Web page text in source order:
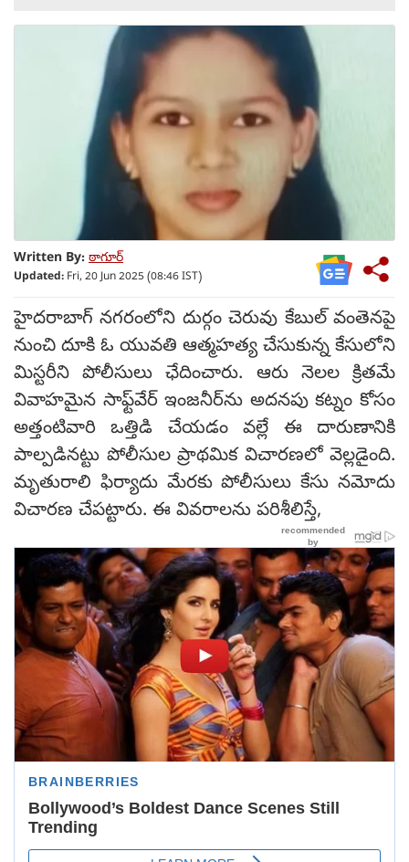
Written By: ఠాగూర్
Updated: Fri, 20 Jun 2025 (08:46 IST)
హైదరాబాగ్ నగరంలోని దుర్గం చెరువు కేబుల్ వంతెనపై
నుంచి దూకి ఓ యువతి ఆత్మహత్య చేసుకున్న కేసులోని
మిస్టరీని పోలీసులు ఛేదించారు. ఆరు నెలల క్రితమే
వివాహమైన సాఫ్ట్‌వేర్ ఇంజనీర్‌ను అదనపు కట్నం కోసం
అత్తంటివారి ఒత్తిడి చేయడం వల్లే ఈ దారుణానికి
పాల్పడినట్టు పోలీసుల ప్రాథమిక విచారణలో వెల్లడైంది.
మృతురాలి ఫిర్యాదు మేరకు పోలీసులు కేసు నమోదు
విచారణ చేపట్టారు. ఈ వివరాలను పరిశీలిస్తే,